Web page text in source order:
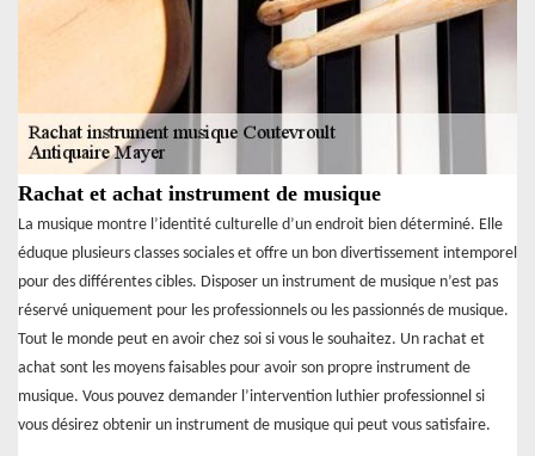
Rachat et achat instrument de musique
La musique montre l’identité culturelle d’un endroit bien déterminé. Elle
éduque plusieurs classes sociales et offre un bon divertissement intemporel
pour des différentes cibles. Disposer un instrument de musique n’est pas
réservé uniquement pour les professionnels ou les passionnés de musique.
Tout le monde peut en avoir chez soi si vous le souhaitez. Un rachat et
achat sont les moyens faisables pour avoir son propre instrument de
musique. Vous pouvez demander l’intervention luthier professionnel si
vous désirez obtenir un instrument de musique qui peut vous satisfaire.